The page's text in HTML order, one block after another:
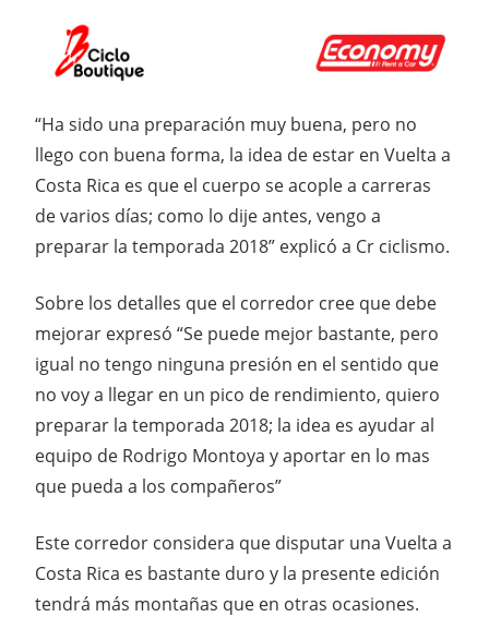
“Ha sido una preparación muy buena, pero no
llego con buena forma, la idea de estar en Vuelta a
Costa Rica es que el cuerpo se acople a carreras
de varios días; como lo dije antes, vengo a
preparar la temporada 2018” explicó a Cr ciclismo.
Sobre los detalles que el corredor cree que debe
mejorar expresó “Se puede mejor bastante, pero
igual no tengo ninguna presión en el sentido que
no voy a llegar en un pico de rendimiento, quiero
preparar la temporada 2018; la idea es ayudar al
equipo de Rodrigo Montoya y aportar en lo mas
que pueda a los compañeros”
Este corredor considera que disputar una Vuelta a
Costa Rica es bastante duro y la presente edición
tendrá más montañas que en otras ocasiones.